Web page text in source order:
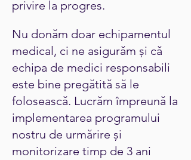
privire la progres.
Nu donăm doar echipamentul
medical, ci ne asigurăm și că
echipa de medici responsabili
este bine pregătită să le
folosească. Lucrăm împreună la
implementarea programului
nostru de urmărire și
monitorizare timp de 3 ani